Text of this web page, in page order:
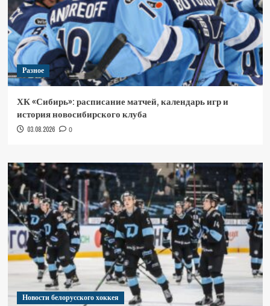
Разное
ХК «Сибирь»: расписание матчей, календарь игр и
история новосибирского клуба
03.08.2026 0
Новости белорусского хоккея